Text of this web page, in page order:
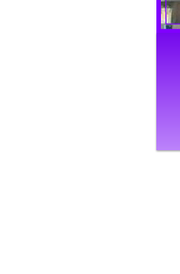
ュ